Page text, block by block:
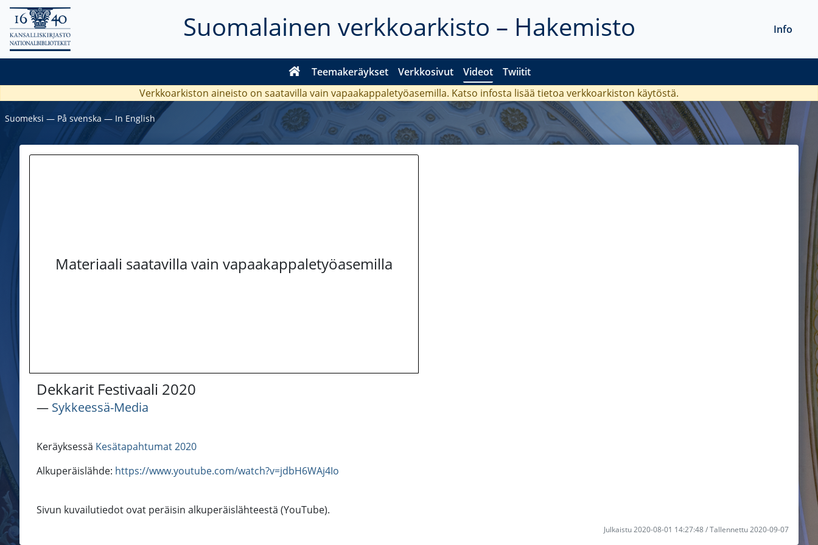
Suomalainen verkkoarkisto – Hakemisto
Teemakeräykset Verkkosivut Videot Twiitit
Info
Verkkoarkiston aineisto on saatavilla vain vapaakappaletyöasemilla. Katso infosta lisää tietoa verkkoarkiston käytöstä.
Suomeksi ― På svenska ― In English
Materiaali saatavilla vain vapaakappaletyöasemilla
Dekkarit Festivaali 2020
― Sykkeessä-Media
Keräyksessä Kesätapahtumat 2020
Alkuperäislähde: https://www.youtube.com/watch?v=jdbH6WAj4Io
Sivun kuvailutiedot ovat peräisin alkuperäislähteestä (YouTube).
Julkaistu 2020-08-01 14:27:48 / Tallennettu 2020-09-07